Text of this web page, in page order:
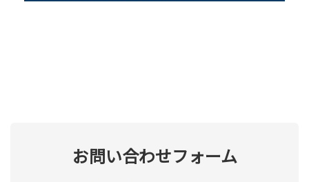
お問い合わせフォーム